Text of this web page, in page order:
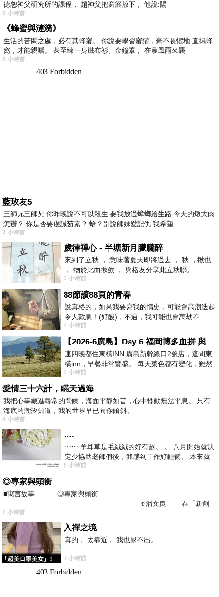
德恕神父研究所的課程， 趙神父把窗簾放下， 他說:陽
3 小時前
《蜂蜜與漣漪》
生活的苦悶之處，必有其蜂蜜。 你說要學習蜜獾，毫不畏懼地 直搗蜂
窩，才能親嚐。 甚至練一身鐵布衫、金鐘罩， 在暴風雨來襲
3 小時前
藍玫友5
三師兄三師兄 你昨晚說不可以殺生 要我放過蟑螂給生路 今天的燉大肉
怎辦？ 你是否要虔誠茹素？ 蛤？別說師妹愛記仇 我希望
3 小時前
歲律禪心 - 半塘新月朦朧醉
來到了立秋 ， 意味著夏天即將過去 ， 秋 ，揪也
， 物於此而揪歛 ， 與格友分享此立秋聯。
3 小時前
88節讀88頁的青春
說真格的，如果我要寫我的情史，可能會高潮迭起
令人歎息！(好酸)，不過，我可能也會萬劫不
復...，每天跪鍵盤還是被判了花心的罪
4 小時前
【2026-6廣島】Day 6 福岡博多血拼 與機場接送少年司機深夜對談
連四晚都住東橫INN 廣島新幹線口2號店，這間東
橫inn，早餐非常豐盛。 每天菜色都有變化，雖然
看到工作人員拿出料理包加熱，但
4 小時前
愛情三十六計，瞞天過海
我把心事藏進尋常的問候，海面平靜如昔，心中悸動無法平息。 只有
海底的潮汐知道，我的世界早已向你傾斜。
4 小時前
….
⋯⋯ 羊耳草是毛絨絨的好有趣。 。 八月開始就決
定少協助老師們後，我感到工作好輕鬆。 本來就
不是我的工作啊。 真
5 小時前
◎專家與頭銜
■寓言故事 ◎專家與頭銜
⊕潘文良 在「新創
之谷」裡——
7 小時前
入禪之境
真的， 太靠近， 我也尿不出。
7 小時前